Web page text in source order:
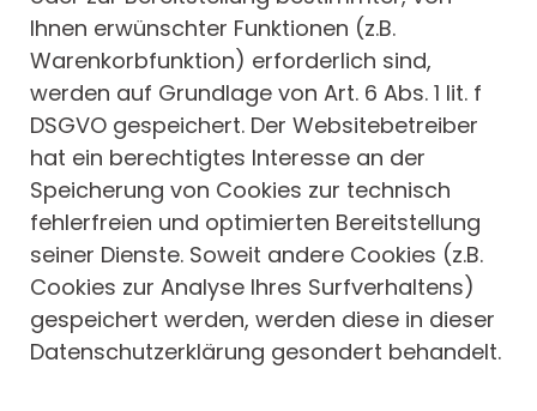
Ihnen erwünschter Funktionen (z.B.
Warenkorbfunktion) erforderlich sind,
werden auf Grundlage von Art. 6 Abs. 1 lit. f
DSGVO gespeichert. Der Websitebetreiber
hat ein berechtigtes Interesse an der
Speicherung von Cookies zur technisch
fehlerfreien und optimierten Bereitstellung
seiner Dienste. Soweit andere Cookies (z.B.
Cookies zur Analyse Ihres Surfverhaltens)
gespeichert werden, werden diese in dieser
Datenschutzerklärung gesondert behandelt.